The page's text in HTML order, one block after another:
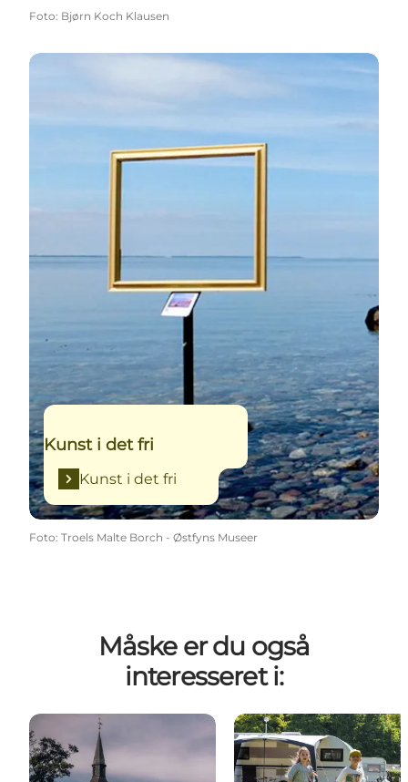
Foto: Bjørn Koch Klausen
Kunst i det fri
Kunst i det fri
Kunst i det fri
Foto: Troels Malte Borch - Østfyns Museer
Måske er du også
interesseret i: